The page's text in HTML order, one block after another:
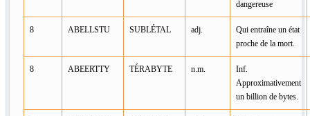
dangereuse
8 ABELLSTU SUBLÉTAL adj.
Qui entraîne un état
proche de la mort.
8 ABEERTTY TÉRABYTE n.m.
Inf.
Approximativement
un billion de bytes.